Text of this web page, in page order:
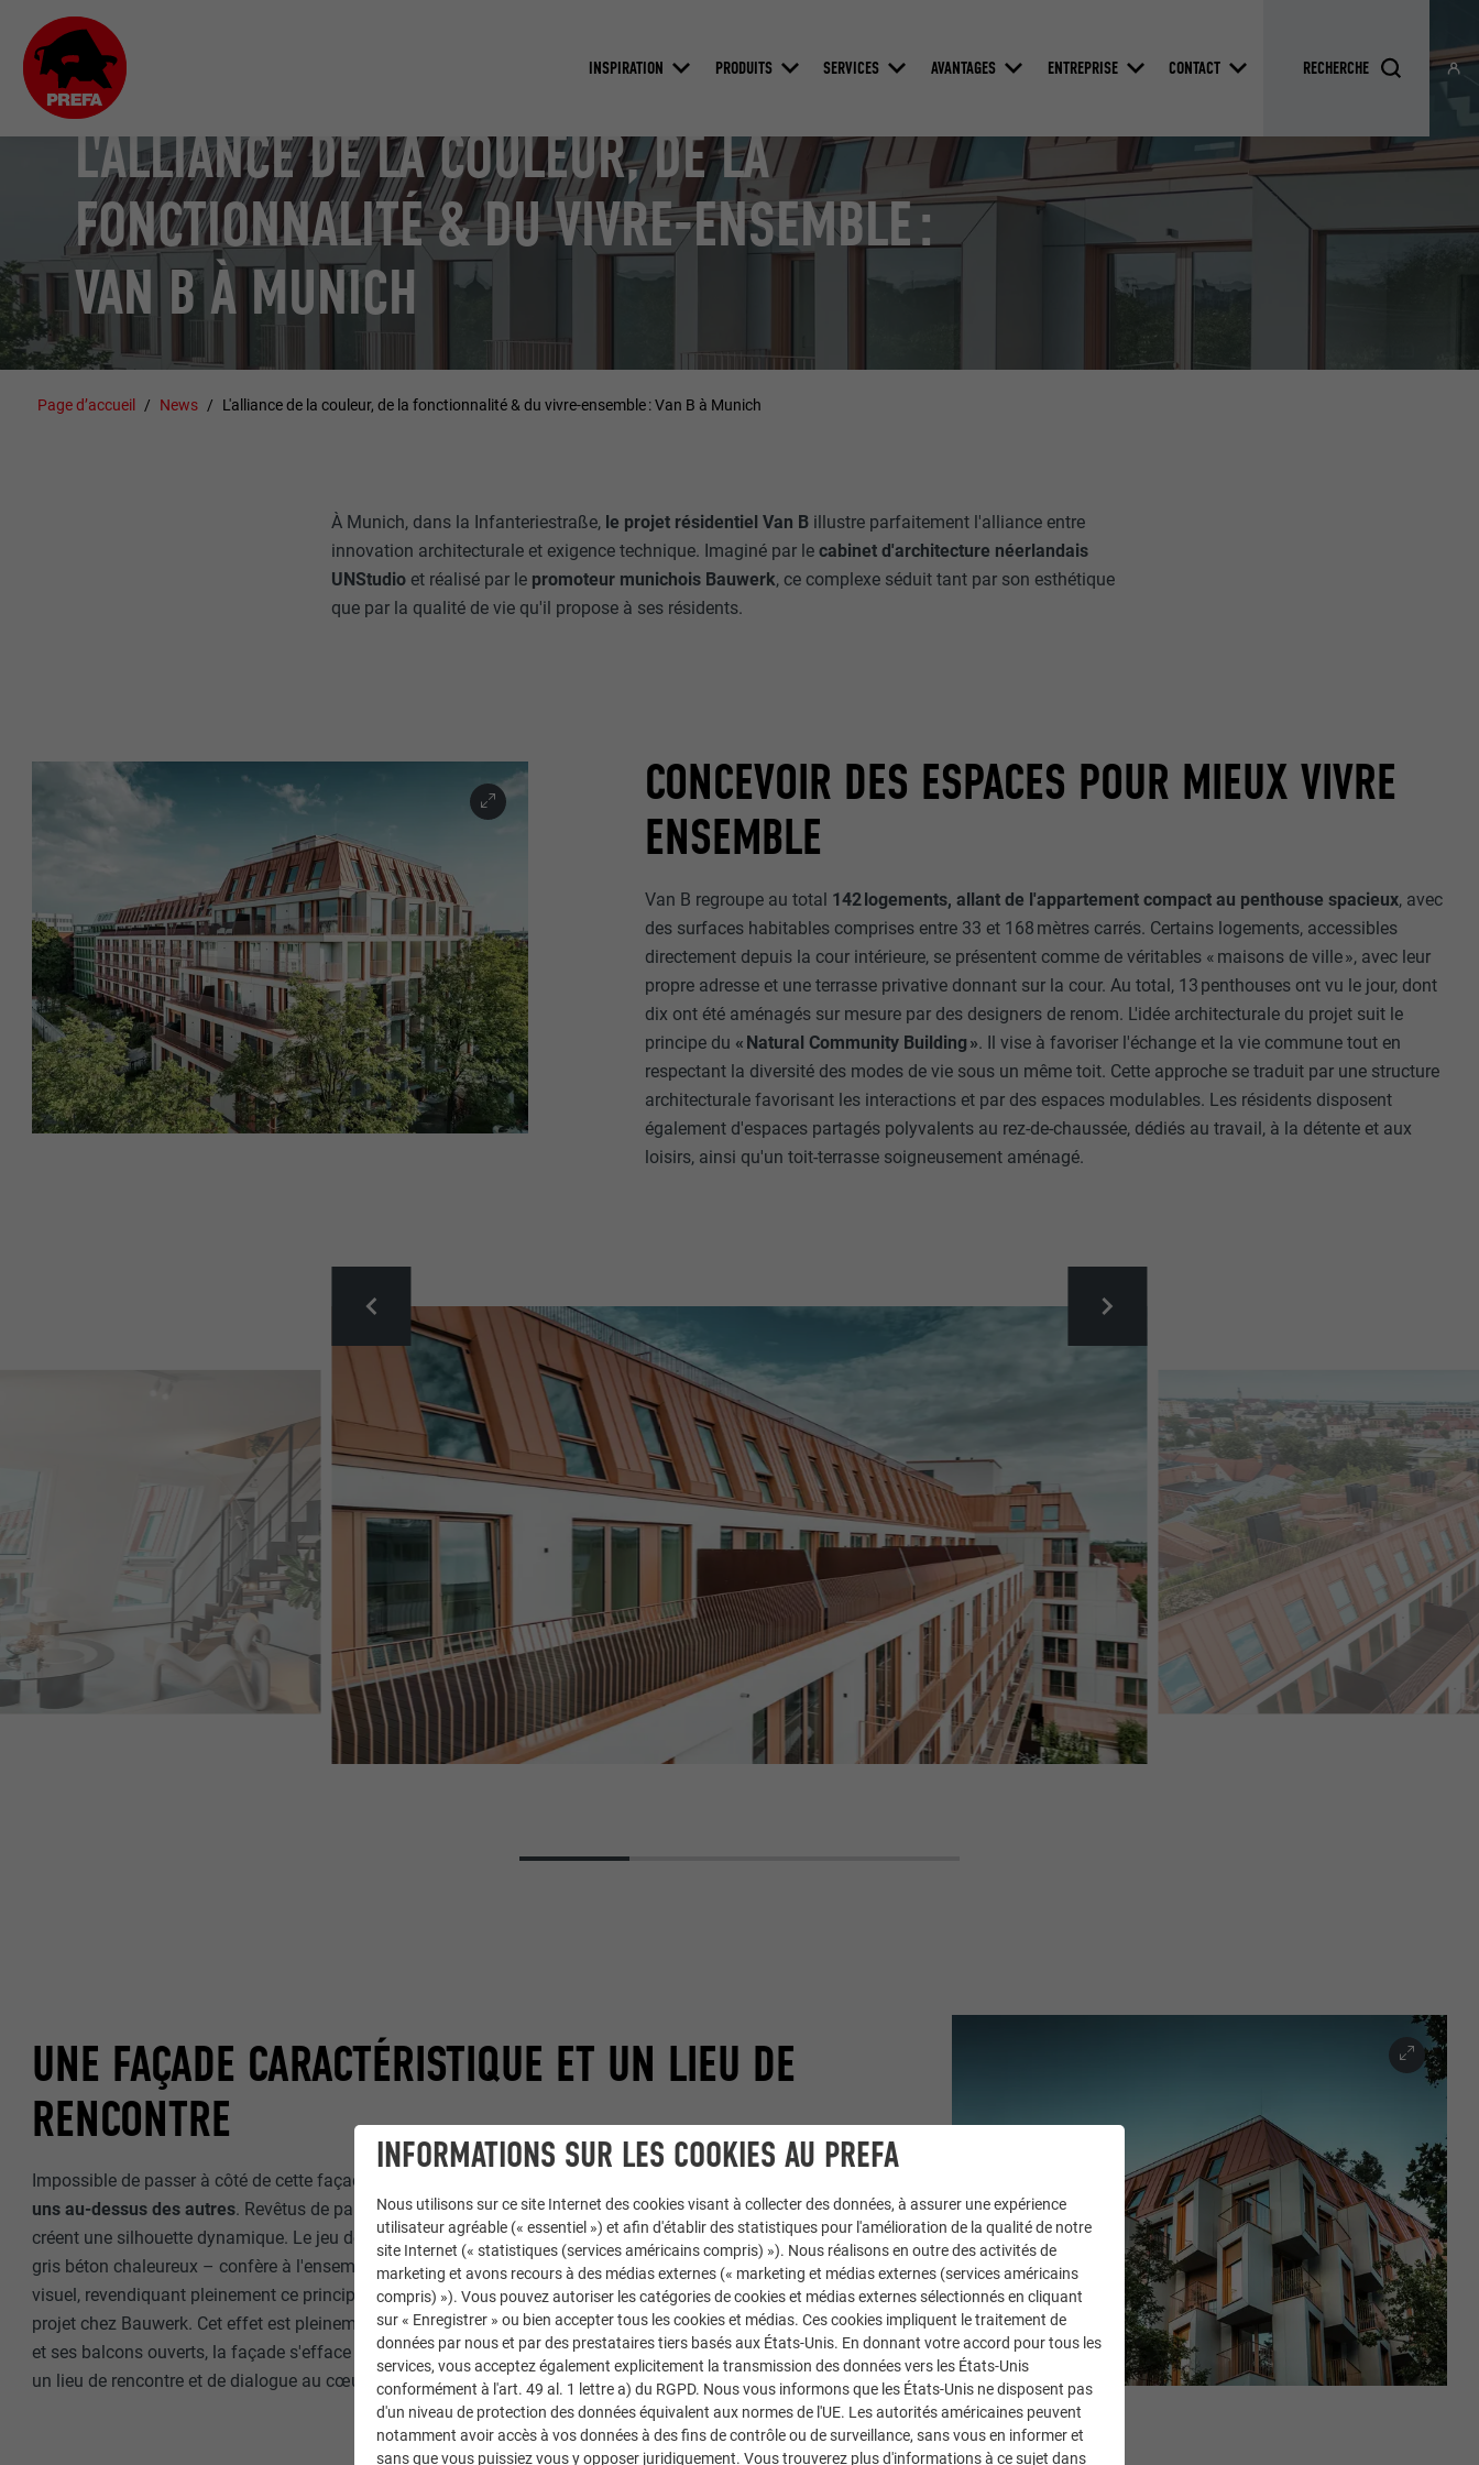
INSPIRATION PRODUITS SERVICES AVANTAGES ENTREPRISE CONTACT
L'ALLIANCE DE LA COULEUR, DE LA
FONCTIONNALITÉ & DU VIVRE-ENSEMBLE :
VAN B À MUNICH
Page d’accueil News L'alliance de la couleur, de la fonctionnalité & du vivre-ensemble : Van B à Munich
À Munich, dans la Infanteriestraße, le projet résidentiel Van B illustre parfaitement l'alliance entre
innovation architecturale et exigence technique. Imaginé par lecabinet d'architecture néerlandais
UNStudio et réalisé par le promoteur munichois Bauwerk, ce complexe séduit tant par son esthétique
que par la qualité de vie qu'il propose à ses résidents.
CONCEVOIR DES ESPACES POUR MIEUX VIVRE
ENSEMBLE
Van B regroupe au total 142 logements, allant de l'appartement compact au penthouse spacieux, avec
des surfaces habitables comprises entre 33 et 168 mètres carrés. Certains logements, accessibles
directement depuis la cour intérieure, se présentent comme de véritables « maisons de ville », avec leur
propre adresse et une terrasse privative donnant sur la cour. Au total, 13 penthouses ont vu le jour, dont
dix ont été aménagés sur mesure par des designers de renom. L'idée architecturale du projet suit le
principe du « Natural Community Building ». Il vise à favoriser l'échange et la vie commune tout en
respectant la diversité des modes de vie sous un même toit. Cette approche se traduit par une structure
architecturale favorisant les interactions et par des espaces modulables. Les résidents disposent
également d'espaces partagés polyvalents au rez-de-chaussée, dédiés au travail, à la détente et aux
loisirs, ainsi qu'un toit-terrasse soigneusement aménagé.
UNE FAÇADE CARACTÉRISTIQUE ET UN LIEU DE
RENCONTRE
Impossible de passer à côté de cette façade audacieuse, marquée par des
uns au-dessus des autres. Revêtus de panneaux en béton fibré suspendus, ces volumes saillants
créent une silhouette dynamique. Le jeu de couleurs – un orange cuivré, un rose saumoné doux et un
gris béton chaleureux – confère à l'ensemble une identité forte. La façade devient un terrain d'échange
visuel, revendiquant pleinement ce principe de « voir et être vu », comme l'explique Sven Disser, chef de
projet chez Bauwerk. Cet effet est pleinement assumé. Avec ses oriels en saillie, ses larges baies vitrées
et ses balcons ouverts, la façade s'efface en tant que frontière pour devenir un espace de vie partagé –
un lieu de rencontre et de dialogue au cœur même de l'architecture.
INFORMATIONS SUR LES COOKIES AU PREFA
Nous utilisons sur ce site Internet des cookies visant à collecter des données, à assurer une expérience
utilisateur agréable (« essentiel ») et afin d'établir des statistiques pour l'amélioration de la qualité de notre
site Internet (« statistiques (services américains compris) »). Nous réalisons en outre des activités de
marketing et avons recours à des médias externes (« marketing et médias externes (services américains
compris) »). Vous pouvez autoriser les catégories de cookies et médias externes sélectionnés en cliquant
sur « Enregistrer » ou bien accepter tous les cookies et médias. Ces cookies impliquent le traitement de
données par nous et par des prestataires tiers basés aux États-Unis. En donnant votre accord pour tous les
services, vous acceptez également explicitement la transmission des données vers les États-Unis
conformément à l'art. 49 al. 1 lettre a) du RGPD. Nous vous informons que les États-Unis ne disposent pas
d'un niveau de protection des données équivalent aux normes de l'UE. Les autorités américaines peuvent
notamment avoir accès à vos données à des fins de contrôle ou de surveillance, sans vous en informer et
sans que vous puissiez vous y opposer juridiquement. Vous trouverez plus d'informations à ce sujet dans